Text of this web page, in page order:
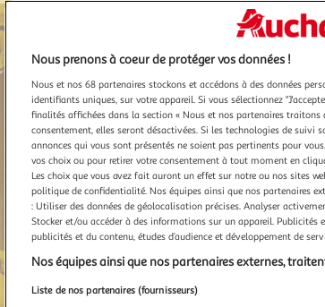
Nous prenons à coeur de protéger vos données !
Nous et nos 68 partenaires stockons et accédons à des données
identifiants uniques, sur votre appareil. Si vous sélectionnez
finalités affichées dans la section « Nous et nos partenaires traitons
consentement, elles seront désactivées. Si les technologies de suivi
annonces qui vous sont présentés ne soient pas pertinents pour
vos choix ou pour retirer votre consentement à tout moment en
Les choix que vous avez fait auront un effet sur notre ou nos sites
politique de confidentialité. Nos équipes ainsi que nos partenaires
: Utiliser des données de géolocalisation précises. Analyser
Stocker et/ou accéder à des informations sur un appareil. Publicités
publicités et du contenu, études d’audience et développement de
Nos équipes ainsi que nos partenaires externes,
Liste de nos partenaires (fournisseurs)